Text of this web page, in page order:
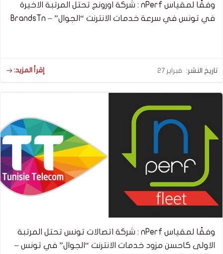
وفقًا لمقياس nPerf : شركة اورونج تحتل المرتبة الاخيرة
في تونس في سرعة خدمات الانترنت “الجوال” – BrandsTn
تاريخ النشر: فبراير 27 إقرأ المزيد:
وفقًا لمقياس nPerf : شركة اتصالات تونس تحتل المرتبة
الاولى كاحسن مزود خدمات الانترنت “الجوال” في تونس –